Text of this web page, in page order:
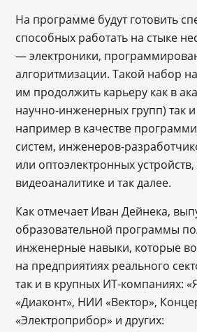
На программе будут готовить
способных работать на стыке
― электроники,
алгоритмизации. Такой набор
им продолжить карьеру как в
научно-инженерных групп) так
например в качестве
систем, инженеров-
или оптоэлектронных
видеоаналитике и так далее.
Как отмечает Иван Дейнека,
образовательной программы
инженерные навыки, которые
на предприятиях реального
так и в крупных ИТ-компаниях:
«Диаконт», НИИ «Вектор»,
«Электроприбор» и других: